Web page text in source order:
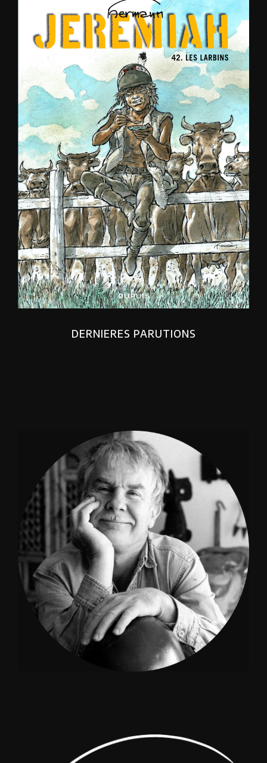
DERNIERES PARUTIONS